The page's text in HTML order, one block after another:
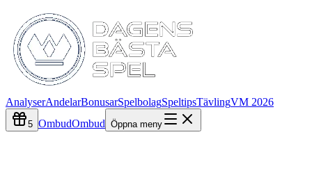
AnalyserAndelarBonusarSpelbolagSpeltipsTävlingVM 2026
5 OmbudOmbud Öppna meny